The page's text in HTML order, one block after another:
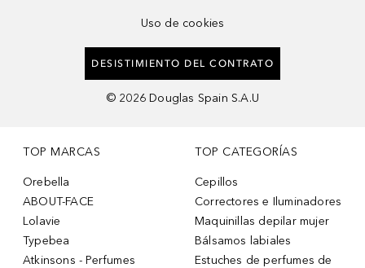
Uso de cookies
DESISTIMIENTO DEL CONTRATO
© 2026 Douglas Spain S.A.U
TOP MARCAS
Orebella
ABOUT-FACE
Lolavie
Typebea
Atkinsons - Perfumes
TOP CATEGORÍAS
Cepillos
Correctores e Iluminadores
Maquinillas depilar mujer
Bálsamos labiales
Estuches de perfumes de